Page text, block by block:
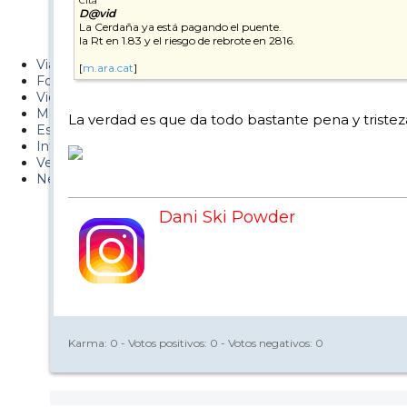
Metiendo Cantos
PUCAF - Blog
Viajes
Fotos
Videos
Material
Esquí Pro
Infonieve
Verano
Nevalog
D@vid
La Cerdaña ya está pagando el puente.
la Rt en 1.83 y el riesgo de rebrote en 2816.
[m.ara.cat]
La verdad es que da todo bastante pena y
Dani Ski Powder
Karma: 0 - Votos positivos: 0 - Votos negativos: 0